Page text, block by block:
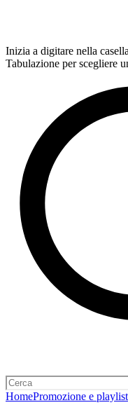
Inizia a digitare nella
Tabulazione per scegliere
HomePromozione e playlist